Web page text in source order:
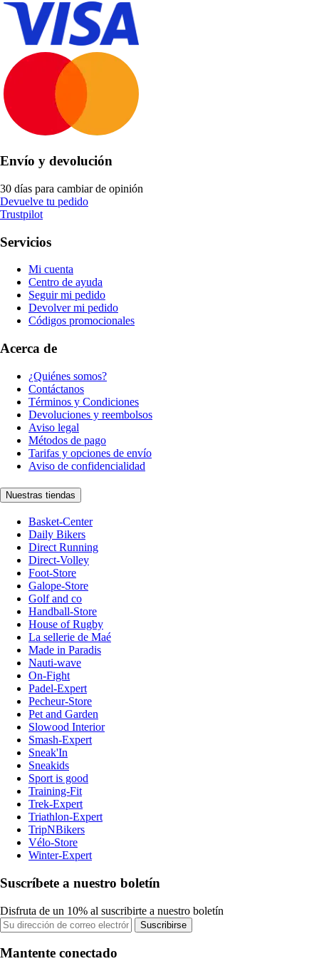
Envío y devolución
30 días para cambiar de opinión
Devuelve tu pedido
Trustpilot
Servicios
Mi cuenta
Centro de ayuda
Seguir mi pedido
Devolver mi pedido
Códigos promocionales
Acerca de
¿Quiénes somos?
Contáctanos
Términos y Condiciones
Devoluciones y reembolsos
Aviso legal
Métodos de pago
Tarifas y opciones de envío
Aviso de confidencialidad
Nuestras tiendas
Basket-Center
Daily Bikers
Direct Running
Direct-Volley
Foot-Store
Galope-Store
Golf and co
Handball-Store
House of Rugby
La sellerie de Maé
Made in Paradis
Nauti-wave
On-Fight
Padel-Expert
Pecheur-Store
Pet and Garden
Slowood Interior
Smash-Expert
Sneak'In
Sneakids
Sport is good
Training-Fit
Trek-Expert
Triathlon-Expert
TripNBikers
Vélo-Store
Winter-Expert
Suscríbete a nuestro boletín
Disfruta de un 10% al suscribirte a nuestro boletín
Suscribirse
Mantente conectado